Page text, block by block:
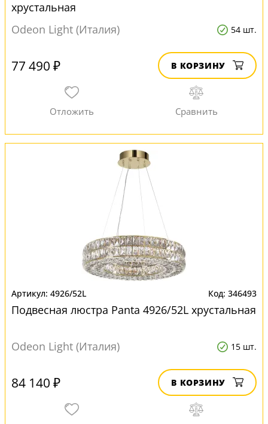
хрустальная
Odeon Light (Италия)
54 шт.
77 490 ₽ В КОРЗИНУ
4926/52L 346493
Подвесная люстра Panta 4926/52L хрустальная
Odeon Light (Италия) 15 шт.
84 140 ₽ В КОРЗИНУ